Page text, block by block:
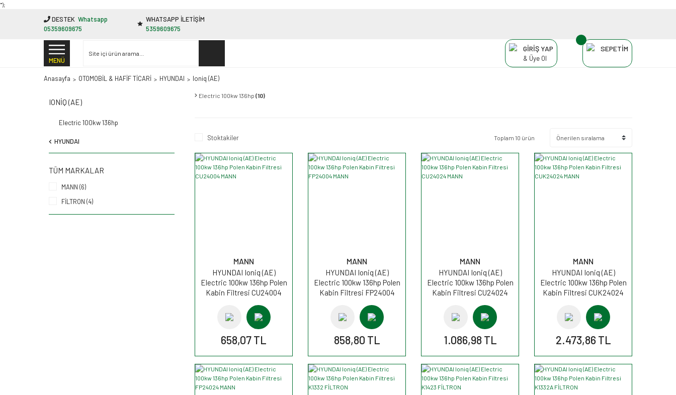
"');
DESTEK Whatsapp
05359609675
WHATSAPP İLETİŞİM
5359609675
MENÜ
GİRİŞ YAP
& Üye Ol
SEPETİM
Anasayfa OTOMOBİL & HAFİF TİCARİ HYUNDAI Ioniq (AE)
IONIQ (AE)
Electric 100kw 136hp
HYUNDAI
TÜM MARKALAR
MANN (6)
FİLTRON (4)
Electric 100kw 136hp (10)
Stoktakiler Toplam 10 ürün
MANN
HYUNDAI Ioniq (AE)
Electric 100kw 136hp Polen
Kabin Filtresi CU24004
658,07 TL
MANN
HYUNDAI Ioniq (AE)
Electric 100kw 136hp Polen
Kabin Filtresi FP24004
858,80 TL
MANN
HYUNDAI Ioniq (AE)
Electric 100kw 136hp Polen
Kabin Filtresi CU24024
1.086,98 TL
MANN
HYUNDAI Ioniq (AE)
Electric 100kw 136hp Polen
Kabin Filtresi CUK24024
2.473,86 TL